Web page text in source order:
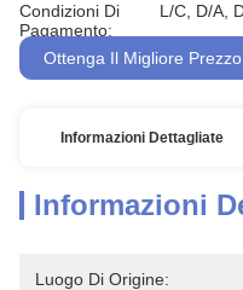
Condizioni Di
Pagamento:
L/C, D/A,
Ottenga Il Migliore Prezzo
Informazioni Dettagliate
Informazioni
Luogo Di Origine: